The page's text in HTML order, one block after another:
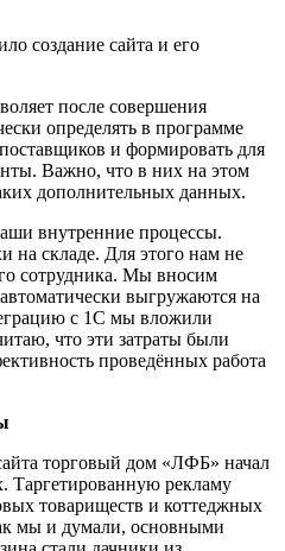
создание сайта и его
после совершения
определять в программе
и формировать для
Важно, что в них на этом
дополнительных данных.
внутренние процессы.
на складе. Для этого нам не
сотрудника. Мы вносим
выгружаются на
с 1С мы вложили
что эти затраты были
проведённых работа
торговый дом «ЛФБ» начал
Таргетированную рекламу
товариществ и коттеджных
мы и думали, основными